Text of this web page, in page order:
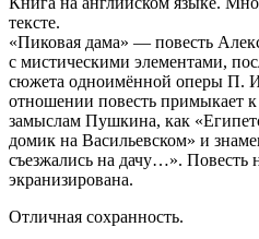
тексте.
«Пиковая дама» — повесть
с мистическими элементами,
сюжета одноимённой оперы П.
отношении повесть примыкает
замыслам Пушкина, как
домик на Васильевском» и
съезжались на дачу…». Повесть
экранизирована.
Отличная сохранность.